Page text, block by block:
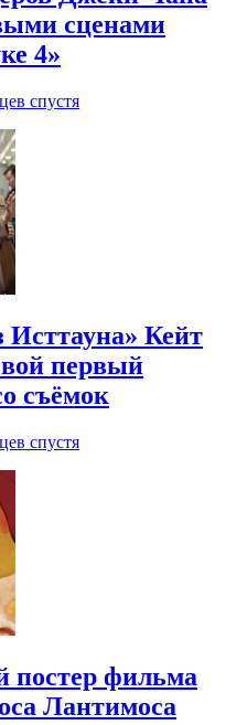
сценами
4»
спустя
Исттауна» Кейт
первый
съёмок
спустя
постер фильма
Лантимоса